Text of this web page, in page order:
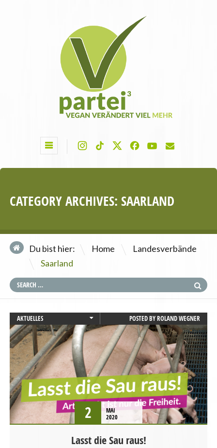
CATEGORY ARCHIVES: SAARLAND
Du bist hier: Home \ Landesverbände
\ Saarland
AKTUELLES
ALLGÄU
AUGSBURG
BADEN-WÜRTTEMBERG
BAYERN
BERLIN
BRANDENBURG
BREMEN
HAMBURG
HESSEN
POSTED BYROLAND WEGNER
2
MAI
2020
Lasst die Sau raus!